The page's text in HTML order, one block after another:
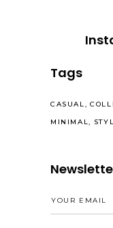
Tags
CASUAL
MINIMAL